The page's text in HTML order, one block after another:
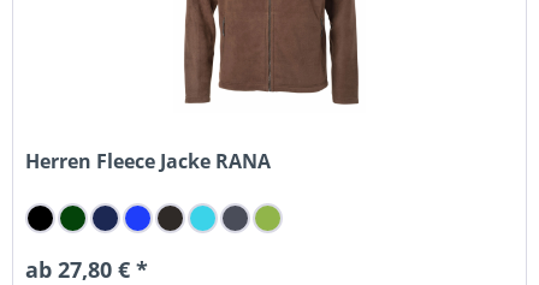
Herren Fleece Jacke RANA
ab 27,80 € *